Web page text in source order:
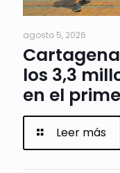
agosto 5, 2026
los 3,3
en el
Leer más